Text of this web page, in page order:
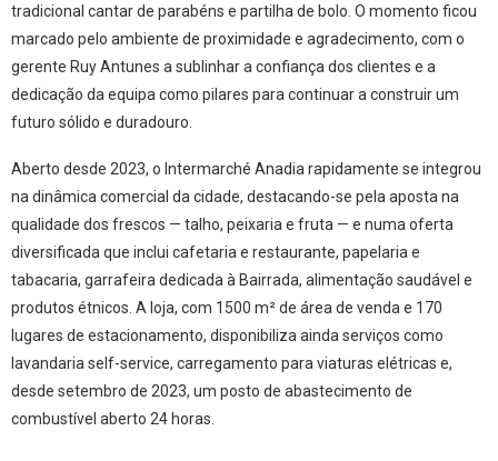
tradicional cantar de parabéns e partilha de bolo. O momento ficou
marcado pelo ambiente de proximidade e agradecimento, com o
gerente Ruy Antunes a sublinhar a confiança dos clientes e a
dedicação da equipa como pilares para continuar a construir um
futuro sólido e duradouro.
Aberto desde 2023, o Intermarché Anadia rapidamente se integrou
na dinâmica comercial da cidade, destacando-se pela aposta na
qualidade dos frescos — talho, peixaria e fruta — e numa oferta
diversificada que inclui cafetaria e restaurante, papelaria e
tabacaria, garrafeira dedicada à Bairrada, alimentação saudável e
produtos étnicos. A loja, com 1500 m² de área de venda e 170
lugares de estacionamento, disponibiliza ainda serviços como
lavandaria self-service, carregamento para viaturas elétricas e,
desde setembro de 2023, um posto de abastecimento de
combustível aberto 24 horas.